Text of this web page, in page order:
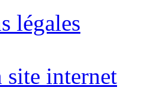
légales
site internet